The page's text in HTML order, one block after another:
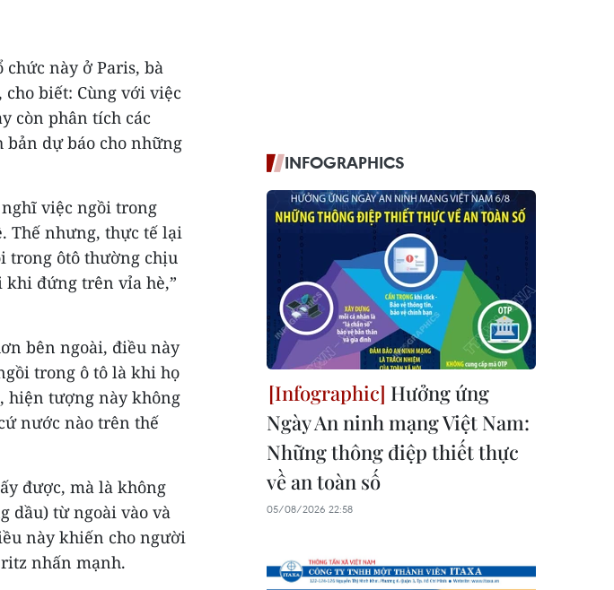
này ở Paris, bà
biết: Cùng với việc
còn phân tích các
dự báo cho những
việc ngồi trong
Thế nhưng, thực tế lại
trong ôtô thường chịu
khi đứng trên vỉa hè,”
bên ngoài, điều này
trong ô tô là khi họ
hiện tượng này không
nước nào trên thế
được, mà là không
dầu) từ ngoài vào và
này khiến cho người
nhấn mạnh.
INFOGRAPHICS
Hưởng ứng
Ngày An ninh mạng Việt Nam:
Những thông điệp thiết thực
về an toàn số
05/08/2026 22:58